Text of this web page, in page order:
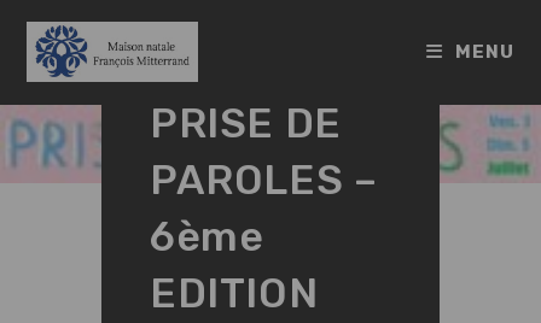
content
MENU
FESTIVAL
PRISE DE
PAROLES –
6ème
EDITION